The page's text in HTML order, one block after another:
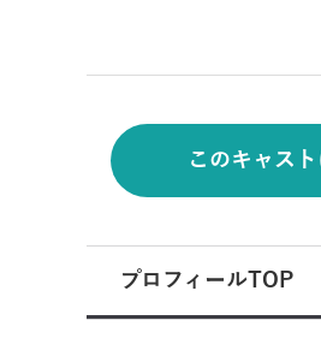
このキャス
プロフィールTOP